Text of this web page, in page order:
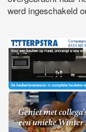
werd ingeschakeld